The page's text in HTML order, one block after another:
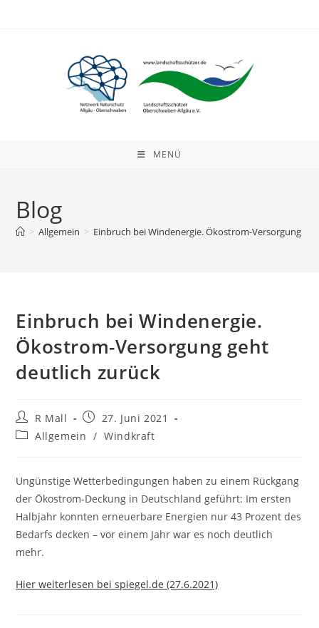
MENÜ
Blog
> Allgemein > Einbruch bei Windenergie. Ökostrom-Versorgung
Einbruch bei Windenergie.
Ökostrom-Versorgung geht
deutlich zurück
Beitrags-
Autor:
R Mall
Beitrag
veröffentlicht:
27. Juni 2021
Beitrags-
Allgemein / Windkraft
Ungünstige Wetterbedingungen haben zu einem Rückgang
der Ökostrom-Deckung in Deutschland geführt: Im ersten
Halbjahr konnten erneuerbare Energien nur 43 Prozent des
Bedarfs decken – vor einem Jahr war es noch deutlich
mehr.
Hier weiterlesen bei spiegel.de (27.6.2021)